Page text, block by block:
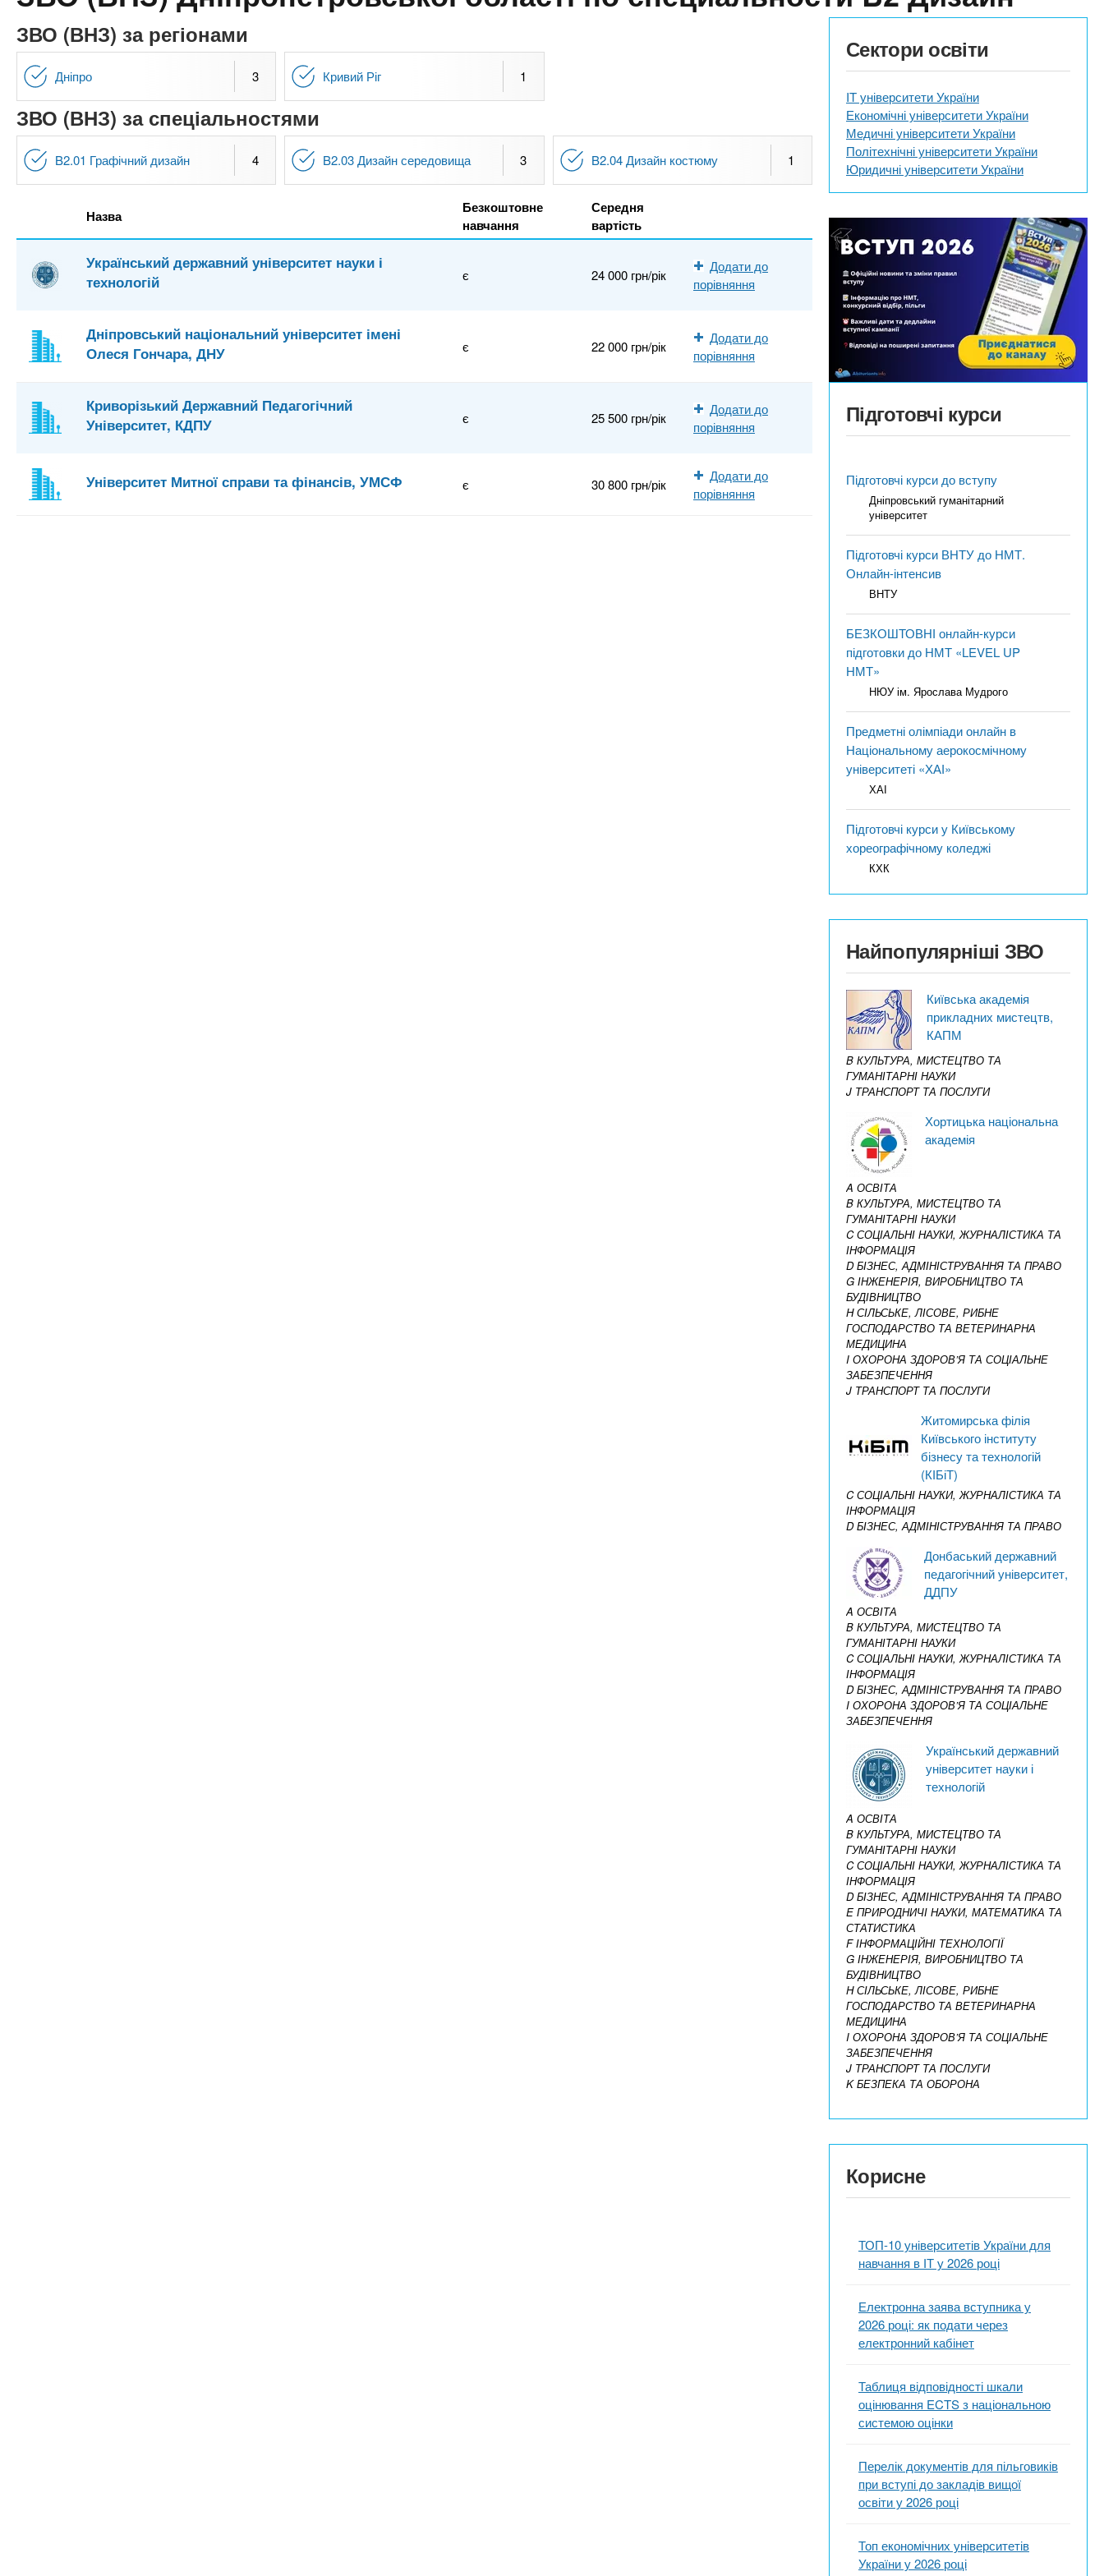
n
t
s
.
i
n
o
и
х
з
а
к
л
а
д
ЗВО (ВНЗ) за регіонами
Дніпро 3 Кривий Ріг 1
ЗВО (ВНЗ) за спеціальностями
B2.01 Графічний дизайн 4 B2.03 Дизайн середовища 3 B2.04 Дизайн костюму 1
Назва
Безкоштовне
навчання
Середня
вартість
Український державний університет науки і
технологій
є 24 000 грн/рік
Додати до
порівняння
Дніпровський національний університет імені
Олеся Гончара, ДНУ
є 22 000 грн/рік
Додати до
порівняння
Криворізький Державний Педагогічний
Університет, КДПУ
є 25 500 грн/рік
Додати до
порівняння
Університет Митної справи та фінансів, УМСФ є 30 800 грн/рік
Додати до
порівняння
Сектори освіти
IT університети України
Економічні університети України
Медичні університети України
Політехнічні університети України
Юридичні університети України
Підготовчі курси
Підготовчі курси до вступу
Дніпровський гуманітарний
університет
Підготовчі курси ВНТУ до НМТ.
Онлайн-інтенсив
ВНТУ
БЕЗКОШТОВНІ онлайн-курси
підготовки до НМТ «LEVEL UP
НМТ»
НЮУ ім. Ярослава Мудрого
Предметні олімпіади онлайн в
Національному аерокосмічному
університеті «ХАІ»
ХАІ
Підготовчі курси у Київському
хореографічному коледжі
КХК
Найпопулярніші ЗВО
Київська академія
прикладних мистецтв,
КАПМ
B КУЛЬТУРА, МИСТЕЦТВО ТА
ГУМАНІТАРНІ НАУКИ
J ТРАНСПОРТ ТА ПОСЛУГИ
Хортицька національна
академія
A ОСВІТА
B КУЛЬТУРА, МИСТЕЦТВО ТА
ГУМАНІТАРНІ НАУКИ
C СОЦІАЛЬНІ НАУКИ, ЖУРНАЛІСТИКА ТА
ІНФОРМАЦІЯ
D БІЗНЕС, АДМІНІСТРУВАННЯ ТА ПРАВО
G ІНЖЕНЕРІЯ, ВИРОБНИЦТВО ТА
БУДІВНИЦТВО
H СІЛЬСЬКЕ, ЛІСОВЕ, РИБНЕ
ГОСПОДАРСТВО ТА ВЕТЕРИНАРНА
МЕДИЦИНА
I ОХОРОНА ЗДОРОВ’Я ТА СОЦІАЛЬНЕ
ЗАБЕЗПЕЧЕННЯ
J ТРАНСПОРТ ТА ПОСЛУГИ
Житомирська філія
Київського інституту
бізнесу та технологій
(КІБіТ)
C СОЦІАЛЬНІ НАУКИ, ЖУРНАЛІСТИКА ТА
ІНФОРМАЦІЯ
D БІЗНЕС, АДМІНІСТРУВАННЯ ТА ПРАВО
Донбаський державний
педагогічний університет,
ДДПУ
A ОСВІТА
B КУЛЬТУРА, МИСТЕЦТВО ТА
ГУМАНІТАРНІ НАУКИ
C СОЦІАЛЬНІ НАУКИ, ЖУРНАЛІСТИКА ТА
ІНФОРМАЦІЯ
D БІЗНЕС, АДМІНІСТРУВАННЯ ТА ПРАВО
I ОХОРОНА ЗДОРОВ’Я ТА СОЦІАЛЬНЕ
ЗАБЕЗПЕЧЕННЯ
Український державний
університет науки і
технологій
A ОСВІТА
B КУЛЬТУРА, МИСТЕЦТВО ТА
ГУМАНІТАРНІ НАУКИ
C СОЦІАЛЬНІ НАУКИ, ЖУРНАЛІСТИКА ТА
ІНФОРМАЦІЯ
D БІЗНЕС, АДМІНІСТРУВАННЯ ТА ПРАВО
E ПРИРОДНИЧІ НАУКИ, МАТЕМАТИКА ТА
СТАТИСТИКА
F ІНФОРМАЦІЙНІ ТЕХНОЛОГІЇ
G ІНЖЕНЕРІЯ, ВИРОБНИЦТВО ТА
БУДІВНИЦТВО
H СІЛЬСЬКЕ, ЛІСОВЕ, РИБНЕ
ГОСПОДАРСТВО ТА ВЕТЕРИНАРНА
МЕДИЦИНА
I ОХОРОНА ЗДОРОВ’Я ТА СОЦІАЛЬНЕ
ЗАБЕЗПЕЧЕННЯ
J ТРАНСПОРТ ТА ПОСЛУГИ
K БЕЗПЕКА ТА ОБОРОНА
Корисне
ТОП-10 університетів України для
навчання в ІТ у 2026 році
Електронна заява вступника у
2026 році: як подати через
електронний кабінет
Таблиця відповідності шкали
оцінювання ECTS з національною
системою оцінки
Перелік документів для пільговиків
при вступі до закладів вищої
освіти у 2026 році
Топ економічних університетів
України у 2026 році